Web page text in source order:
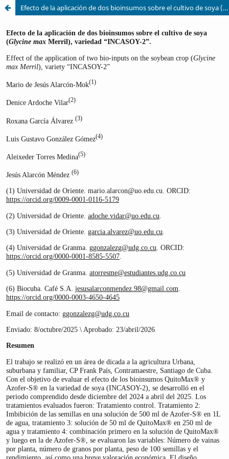
Efecto de la aplicación de dos bioinsumos sobre el cultivo de soya (Glycine max Merril), variedad “INCASOY-2”.